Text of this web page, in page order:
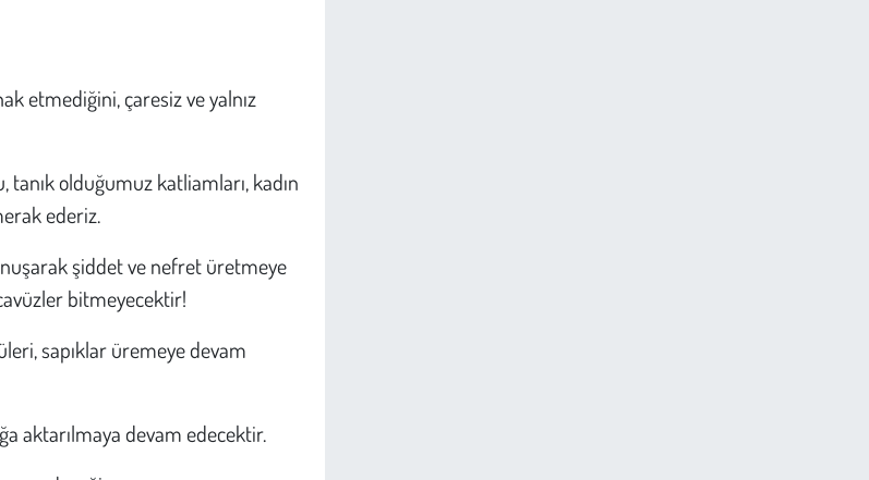
etmediğini, çaresiz ve yalnız
olduğumuz katliamları, kadın
ederiz.
şiddet ve nefret üretmeye
bitmeyecektir!
sapıklar üremeye devam
aktarılmaya devam edecektir.